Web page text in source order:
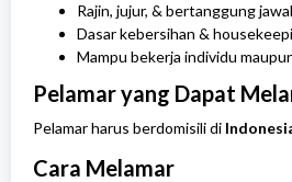
Rajin, jujur, & bertanggung
Dasar kebersihan &
Mampu bekerja individu
Pelamar yang Dapat
Pelamar harus berdomisili di
Cara Melamar